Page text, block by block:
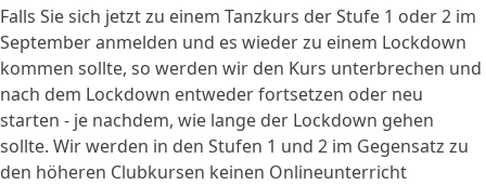
Falls Sie sich jetzt zu einem Tanzkurs der Stufe 1 oder 2 im
September anmelden und es wieder zu einem Lockdown
kommen sollte, so werden wir den Kurs unterbrechen und
nach dem Lockdown entweder fortsetzen oder neu
starten - je nachdem, wie lange der Lockdown gehen
sollte. Wir werden in den Stufen 1 und 2 im Gegensatz zu
den höheren Clubkursen keinen Onlineunterricht